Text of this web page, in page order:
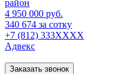
район
4 950 000 руб.
340 674 за сотку
+7 (812) 333XXXX
Адвекс
Заказать звонок